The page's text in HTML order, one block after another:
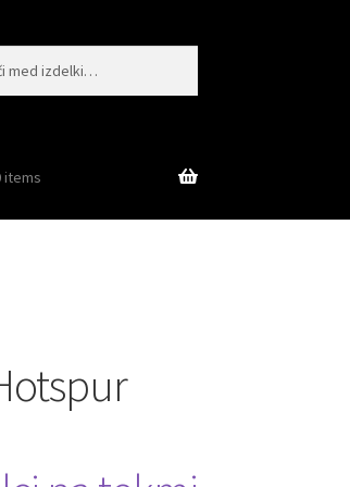
items